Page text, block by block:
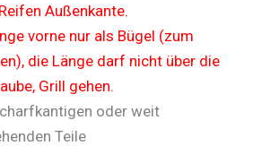
Außenkante.
vorne nur als Bügel (zum
die Länge darf nicht über die
Grill gehen.
oder weit
Teile